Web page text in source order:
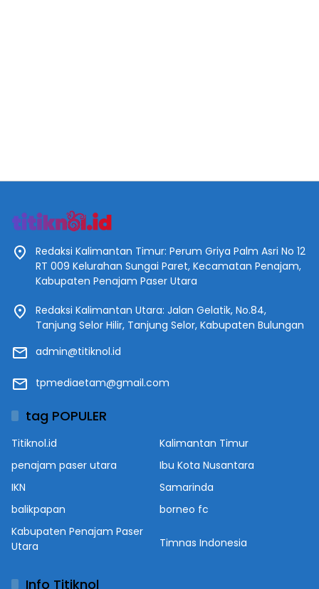
Redaksi Kalimantan Timur: Perum Griya Palm Asri No 12
RT 009 Kelurahan Sungai Paret, Kecamatan Penajam,
Kabupaten Penajam Paser Utara
Redaksi Kalimantan Utara: Jalan Gelatik, No.84,
Tanjung Selor Hilir, Tanjung Selor, Kabupaten Bulungan
admin@titiknol.id
tpmediaetam@gmail.com
tag POPULER
Titiknol.id
Kalimantan Timur
penajam paser utara
Ibu Kota Nusantara
IKN
Samarinda
balikpapan
borneo fc
Kabupaten Penajam Paser
Utara
Timnas Indonesia
Info Titiknol